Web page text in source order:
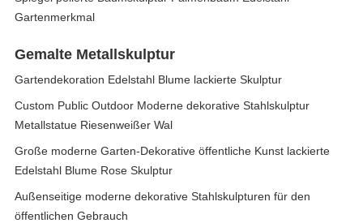
Gartenmerkmal
Gemalte Metallskulptur
Gartendekoration Edelstahl Blume lackierte Skulptur
Custom Public Outdoor Moderne dekorative Stahlskulptur
Metallstatue Riesenweißer Wal
Große moderne Garten-Dekorative öffentliche Kunst lackierte
Edelstahl Blume Rose Skulptur
Außenseitige moderne dekorative Stahlskulpturen für den
öffentlichen Gebrauch